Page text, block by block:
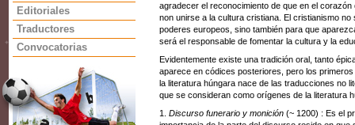
Editoriales
Traductores
Convocatorias
agradecer el reconocimiento de que en el
non unirse a la cultura cristiana. El cristianismo
poderes europeos, sino también para que
será el responsable de fomentar la cultura y la
Evidentemente existe una tradición oral, tanto
aparece en códices posteriores, pero los
la literatura húngara nace de las traducciones no
que se consideran como orígenes de la literatura
1. Discurso funerario y monición (~ 1200) : Es el